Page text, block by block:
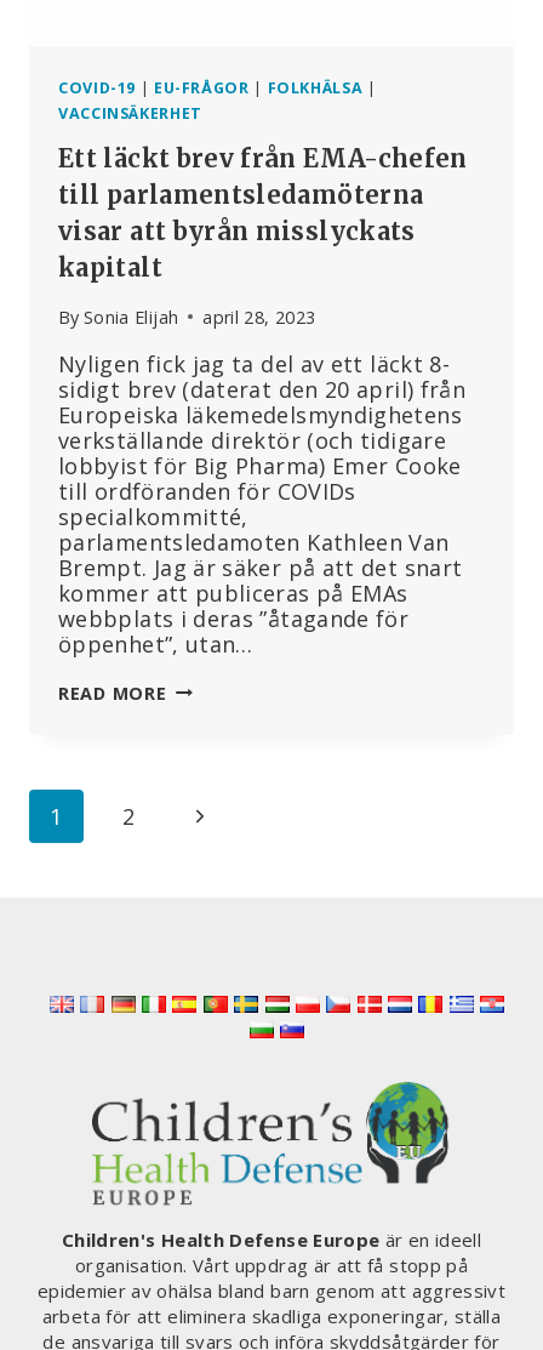
COVID-19 | EU-FRÅGOR | FOLKHÄLSA |
VACCINSÄKERHET
Ett läckt brev från EMA-chefen
till parlamentsledamöterna
visar att byrån misslyckats
kapitalt
By Sonia Elijah april 28, 2023
Nyligen fick jag ta del av ett läckt 8-
sidigt brev (daterat den 20 april) från
Europeiska läkemedelsmyndighetens
verkställande direktör (och tidigare
lobbyist för Big Pharma) Emer Cooke
till ordföranden för COVIDs
specialkommitté,
parlamentsledamoten Kathleen Van
Brempt. Jag är säker på att det snart
kommer att publiceras på EMAs
webbplats i deras ”åtagande för
öppenhet”, utan…
READ MORE ETT
CHEFEN
KAPITALT
Page
1 2
Next
Children's Health Defense Europe är en ideell
organisation. Vårt uppdrag är att få stopp på
epidemier av ohälsa bland barn genom att aggressivt
arbeta för att eliminera skadliga exponeringar, ställa
de ansvariga till svars och införa skyddsåtgärder för